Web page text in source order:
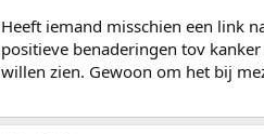
Heeft iemand misschien een link
positieve benaderingen tov
willen zien. Gewoon om het bij